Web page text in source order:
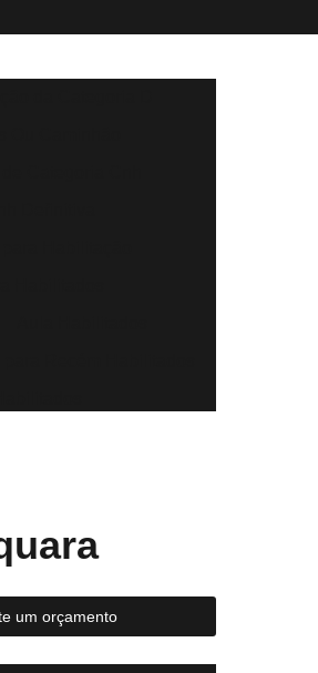
em Carros
Habilitados
Auto Escola para Cnh
um orçamento